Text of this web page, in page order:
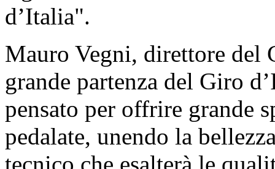
d’Italia".
Mauro Vegni, direttore del
grande partenza del Giro
pensato per offrire grande
pedalate, unendo la
tecnico che esalterà le